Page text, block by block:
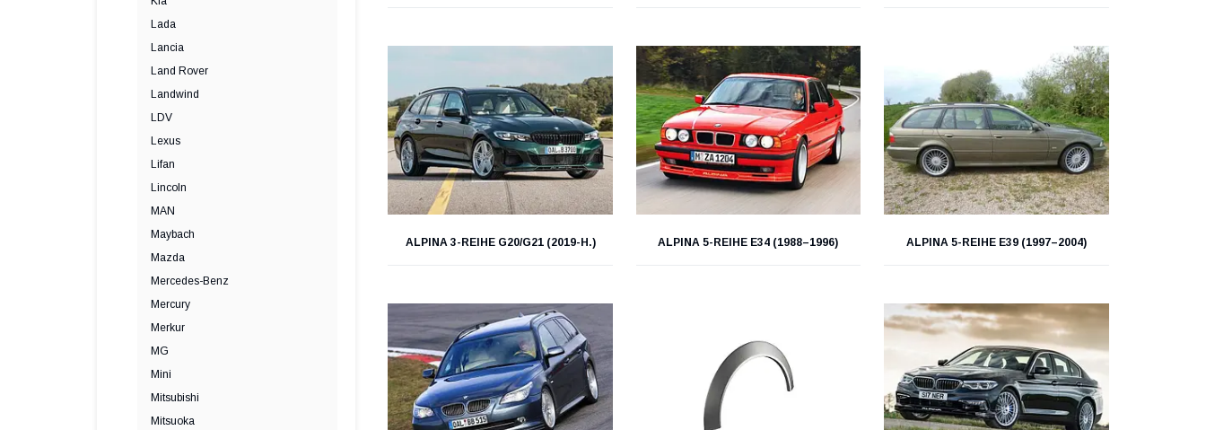
ALPINA 3-REIHE G20/G21 (2019-Н.) ALPINA 5-REIHE E34 (1988–1996) ALPINA 5-REIHE E39 (1997–2004)
Lada
Lancia
Land Rover
Landwind
LDV
Lexus
Lifan
Lincoln
MAN
Maybach
Mazda
Mercedes-Benz
Mercury
Merkur
MG
Mini
Mitsubishi
Mitsuoka